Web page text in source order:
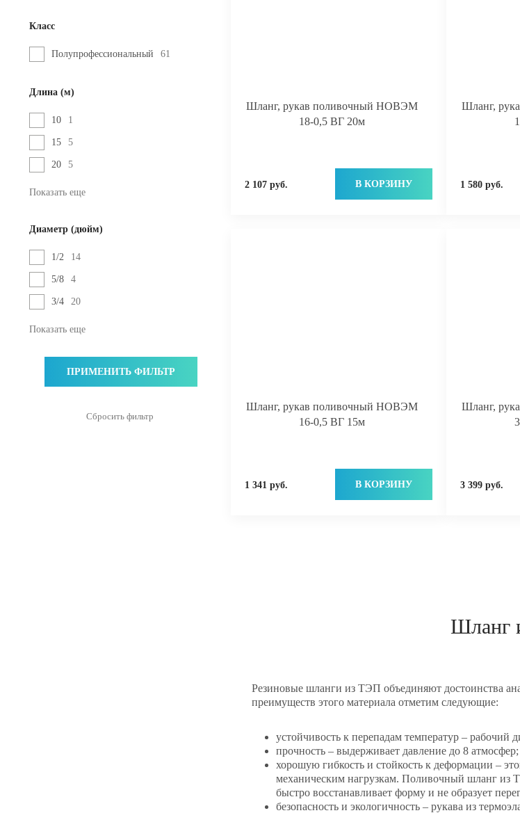
Класс
Полупрофессиональный 61
Длина (м)
10 1
15 5
20 5
Показать еще
Диаметр (дюйм)
1/2 14
5/8 4
3/4 20
Показать еще
Шланг, рукав поливочный НОВЭМ
18-0,5 ВГ 20м
2 107 руб. В КОРЗИНУ
Шланг,
1 580 руб.
Шланг, рукав поливочный НОВЭМ
16-0,5 ВГ 15м
1 341 руб. В КОРЗИНУ
Шланг,
3 399 руб.
Шланг
Резиновые шланги из ТЭП объединяют достоинства
преимуществ этого материала отметим следующие:
устойчивость к перепадам температур – рабочий
прочность – выдерживает давление до 8 атмосфер;
хорошую гибкость и стойкость к деформации –
механическим нагрузкам. Поливочный шланг из
быстро восстанавливает форму и не образует
безопасность и экологичность – рукава из